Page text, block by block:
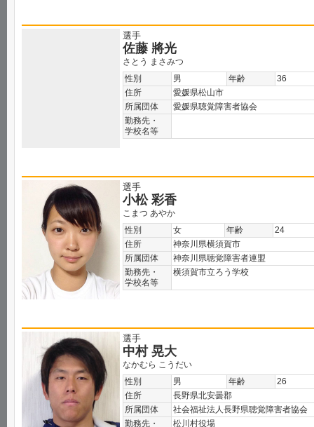
選手
佐藤 將光
さとう まさみつ
性別
男 年齢
36
住所
愛媛県松山市
所属団体
愛媛県聴覚障害者協会
勤務先・
学校名等
選手
小松 彩香
こまつ あやか
性別
女 年齢
24
住所
神奈川県横須賀市
所属団体
神奈川県聴覚障害者連盟
勤務先・
学校名等
横須賀市立ろう学校
選手
中村 晃大
なかむら こうだい
性別
男 年齢
26
住所
長野県北安曇郡
所属団体
社会福祉法人長野県聴覚障害者協会
勤務先・
松川村役場